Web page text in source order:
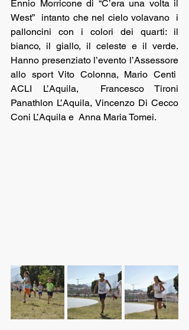
Ennio Morricone di “C’era una volta il
West”  intanto che nel cielo volavano  i
palloncini con i colori dei quarti: il
bianco, il giallo, il celeste e il verde.
Hanno presenziato l’evento l’Assessore
allo sport Vito Colonna, Mario Centi
ACLI L’Aquila,  Francesco Tironi
Panathlon L’Aquila, Vincenzo Di Cecco
Coni L’Aquila e  Anna Maria Tomei.